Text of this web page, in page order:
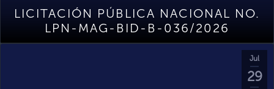
LICITACIÓN PÚBLICA NACIONAL NO.
LPN-MAG-BID-B-036/2026
Jul
29